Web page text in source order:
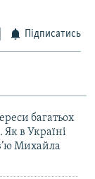
Підписатись
багатьох
в Україні
Михайла